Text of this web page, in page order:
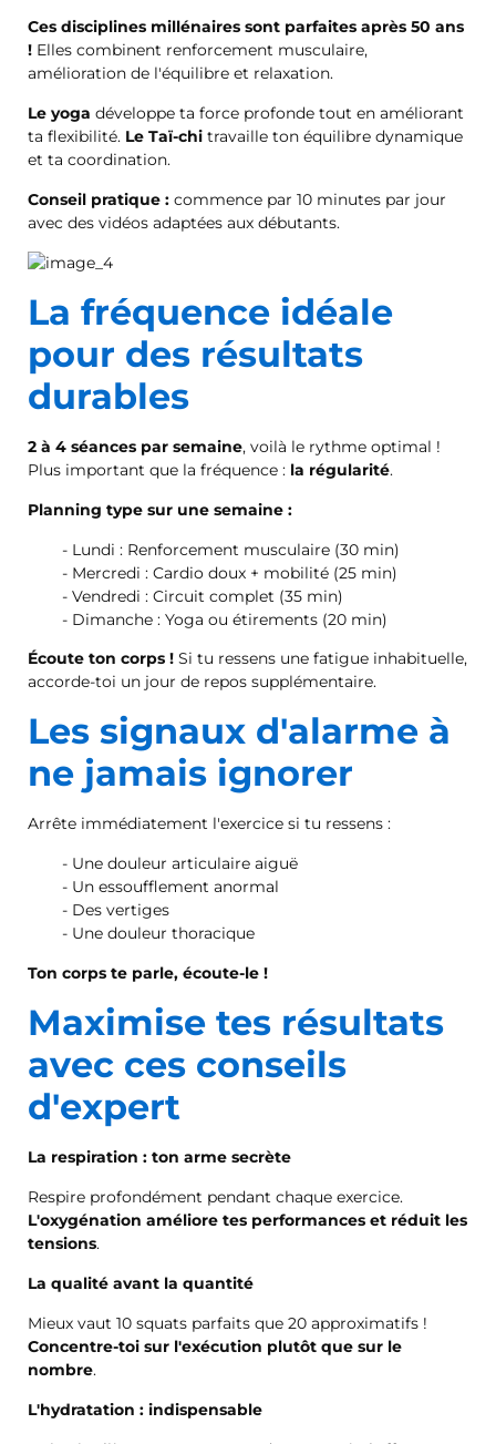
Ces disciplines millénaires sont parfaites après 50 ans
! Elles combinent renforcement musculaire,
amélioration de l'équilibre et relaxation.
Le yoga développe ta force profonde tout en améliorant
ta flexibilité. Le Taï-chi travaille ton équilibre dynamique
et ta coordination.
Conseil pratique : commence par 10 minutes par jour
avec des vidéos adaptées aux débutants.
La fréquence idéale
pour des résultats
durables
2 à 4 séances par semaine, voilà le rythme optimal !
Plus important que la fréquence : la régularité.
Planning type sur une semaine :
Lundi : Renforcement musculaire (30 min)
Mercredi : Cardio doux + mobilité (25 min)
Vendredi : Circuit complet (35 min)
Dimanche : Yoga ou étirements (20 min)
Écoute ton corps ! Si tu ressens une fatigue inhabituelle,
accorde-toi un jour de repos supplémentaire.
Les signaux d'alarme à
ne jamais ignorer
Arrête immédiatement l'exercice si tu ressens :
Une douleur articulaire aiguë
Un essoufflement anormal
Des vertiges
Une douleur thoracique
Ton corps te parle, écoute-le !
Maximise tes résultats
avec ces conseils
d'expert
La respiration : ton arme secrète
Respire profondément pendant chaque exercice.
L'oxygénation améliore tes performances et réduit les
tensions.
La qualité avant la quantité
Mieux vaut 10 squats parfaits que 20 approximatifs !
Concentre-toi sur l'exécution plutôt que sur le
nombre.
L'hydratation : indispensable